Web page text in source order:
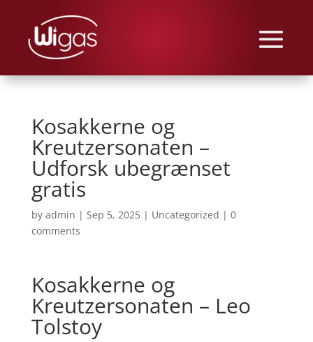
Kosakkerne og
Kreutzersonaten –
Udforsk ubegrænset
gratis
by admin | Sep 5, 2025| Uncategorized | 0
comments
Kosakkerne og
Kreutzersonaten – Leo
Tolstoy